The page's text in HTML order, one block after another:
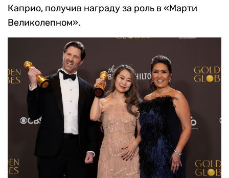
Каприо, получив награду за роль в «Марти
Великолепном».